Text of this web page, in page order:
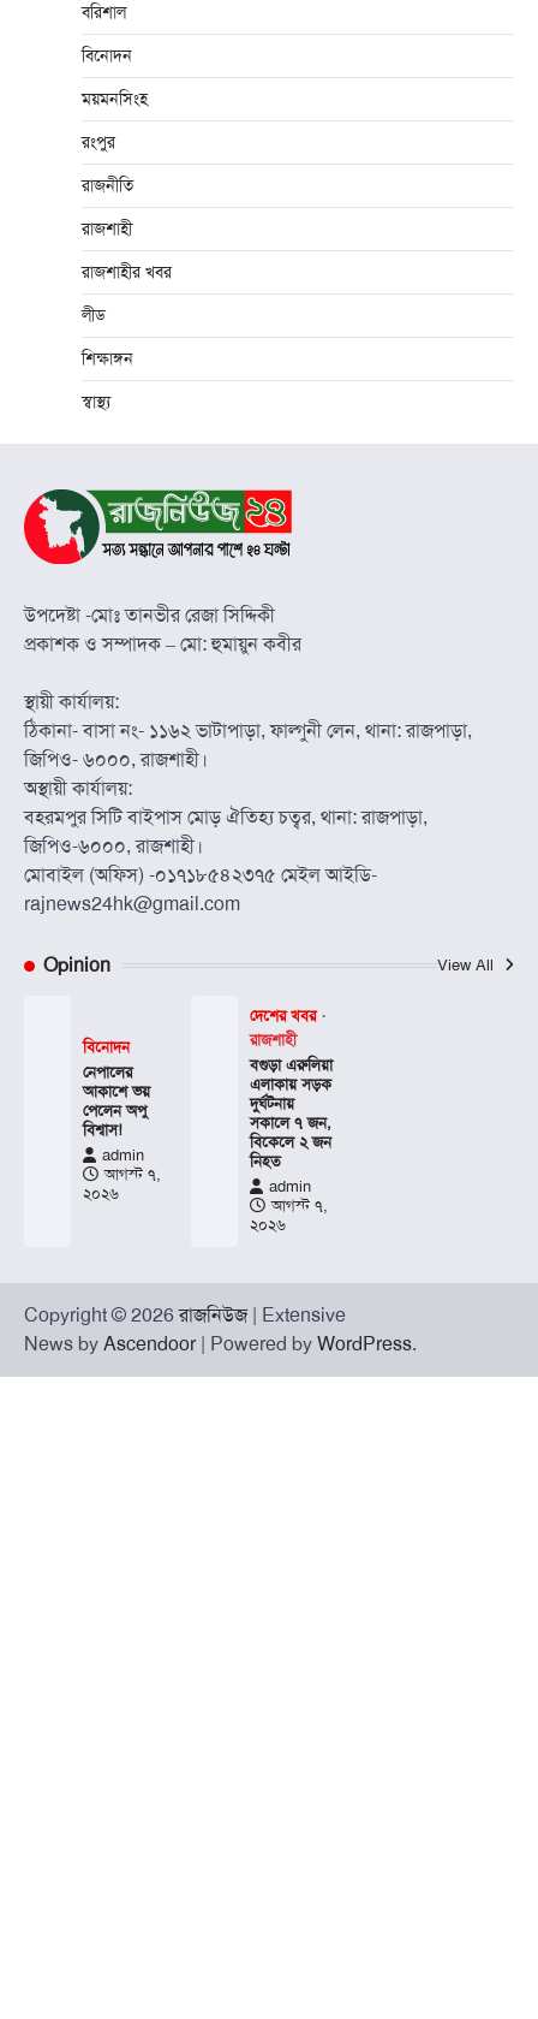
বরিশাল
বিনোদন
ময়মনসিংহ
রংপুর
রাজনীতি
রাজশাহী
রাজশাহীর খবর
লীড
শিক্ষাঙ্গন
স্বাস্থ্য
উপদেষ্টা -মোঃ তানভীর রেজা সিদ্দিকী
প্রকাশক ও সম্পাদক – মো: হুমায়ুন কবীর
স্থায়ী কার্যালয়:
ঠিকানা- বাসা নং- ১১৬২ ভাটাপাড়া, ফাল্গুনী লেন, থানা: রাজপাড়া,
জিপিও- ৬০০০, রাজশাহী।
অস্থায়ী কার্যালয়:
বহরমপুর সিটি বাইপাস মোড় ঐতিহ্য চত্বর, থানা: রাজপাড়া,
জিপিও-৬০০০, রাজশাহী।
মোবাইল (অফিস) -০১৭১৮৫৪২৩৭৫ মেইল আইডি-
rajnews24hk@gmail.com
Opinion View All
বিনোদন
নেপালের
আকাশে ভয়
পেলেন অপু
বিশ্বাস!
admin
আগস্ট ৭,
২০২৬
দেশের খবর
রাজশাহী
বগুড়া এরুলিয়া
এলাকায় সড়ক
দুর্ঘট্নায়
সকালে ৭ জন,
বিকেলে ২ জন
নিহত
admin
আগস্ট ৭,
২০২৬
Copyright © 2026রাজনিউজ| Extensive
News by Ascendoor| Powered by WordPress.